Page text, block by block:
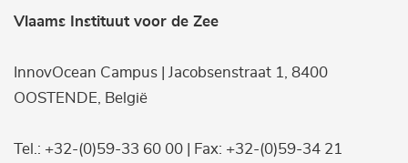
Vlaams Instituut voor de Zee
InnovOcean Campus | Jacobsenstraat 1, 8400
OOSTENDE, België
Tel.: +32-(0)59-33 60 00 | Fax: +32-(0)59-34 21